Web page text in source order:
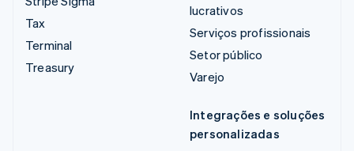
Tax
Terminal
Treasury
lucrativos
Serviços profissionais
Setor público
Varejo
Integrações e soluções
personalizadas